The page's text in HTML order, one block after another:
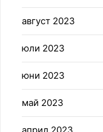
август 2023
юли 2023
юни 2023
май 2023